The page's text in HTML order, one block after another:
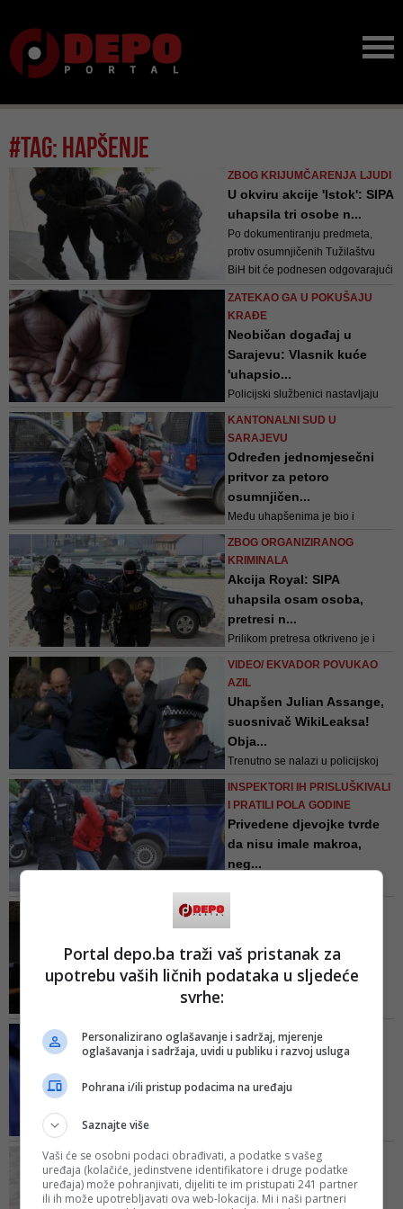
#tag: hapšenje
ZBOG KRIJUMČARENJA LJUDI
U okviru akcije 'Istok': SIPA
uhapsila tri osobe n...
Po dokumentiranju predmeta,
protiv osumnjičenih Tužilaštvu
BiH bit će podnesen odgovarajući
ZATEKAO GA U POKUŠAJU
KRAĐE
Neobičan događaj u
Sarajevu: Vlasnik kuće
'uhapsio...
Policijski službenici nastavljaju
KANTONALNI SUD U
SARAJEVU
Određen jednomjesečni
pritvor za petoro
osumnjičen...
Među uhapšenima je bio i
ovlaštenja
ZBOG ORGANIZIRANOG
KRIMINALA
Akcija Royal: SIPA
uhapsila osam osoba,
pretresi n...
Prilikom pretresa otkriveno je i
rokovnici i evidencije, kao i veći
broj raznih vrsta cigareta
VIDEO/ EKVADOR POVUKAO
AZIL
Uhapšen Julian Assange,
suosnivač WikiLeaksa!
Obja...
Trenutno se nalazi u policijskoj
stanici u Londonu gdje će ostati
rekli su iz policije
INSPEKTORI IH PRISLUŠKIVALI
I PRATILI POLA GODINE
Privedene djevojke tvrde
da nisu imale makroa,
neg...
telefone i pratili ih pola godine
SIPA uhapsila šest osoba
iz 'Metropolisa'
Riječ je nastavku akcije od prije
mjesec, kada su pohapšeni
KRIVIČNO DJELO
UGROŽAVANJE SIGURNOSTI
uhapšene tri osobe zbog
na ovom portalu anonimno
iznoseći razne uvrede na vjerskoj,
nacionalnoj i drugim osnovama,
VIDEO / PRETRESI U TOKU
Policija hapsi u Sarajevu:
Velika akcija zbog pros...
Portal depo.ba traži vaš pristanak za
upotrebu vaših ličnih podataka u sljedeće
svrhe:
Personalizirano oglašavanje i sadržaj, mjerenje
oglašavanja i sadržaja, uvidi u publiku i razvoj usluga
Pohrana i/ili pristup podacima na uređaju
Saznajte više
Vaši će se osobni podaci obrađivati, a podatke s vašeg
uređaja (kolačiće, jedinstvene identifikatore i druge podatke
uređaja) može pohranjivati, dijeliti te im pristupati 241 partner
ili ih može upotrebljavati ova web-lokacija. Mi i naši partneri